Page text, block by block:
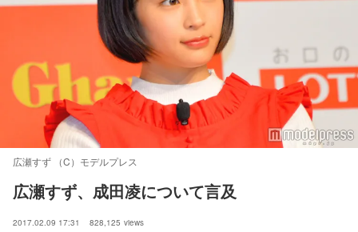
広瀬すず （C）モデルプレス
広瀬すず、成田凌について言及
2017.02.09 17:31 828,125 views